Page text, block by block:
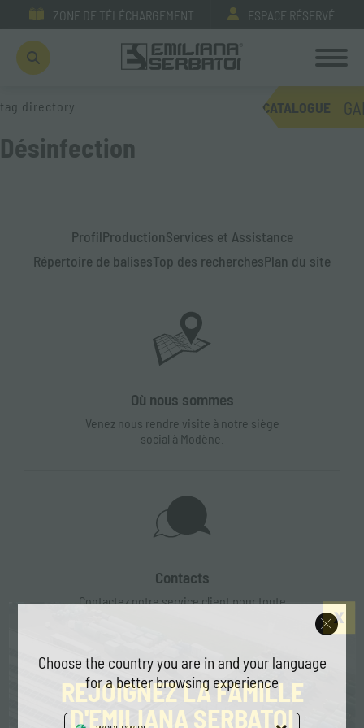
ZONE DE TÉLÉCHARGEMENT ESPACE RÉSERVÉ
CATALOGUE
tag directory
Désinfection
ProfilProductionServices et Assistance
Répertoire de balisesTop des recherchesPlan du site
Où nous sommes
Venez nous rendre visite à notre siège
social à Modène.
Contacts
Contactez notre service client pour toute
Choose the country you are in and your language
for a better browsing experience
REJOIGNEZ LA FAMILLE
D'EMILIANA SERBATOI